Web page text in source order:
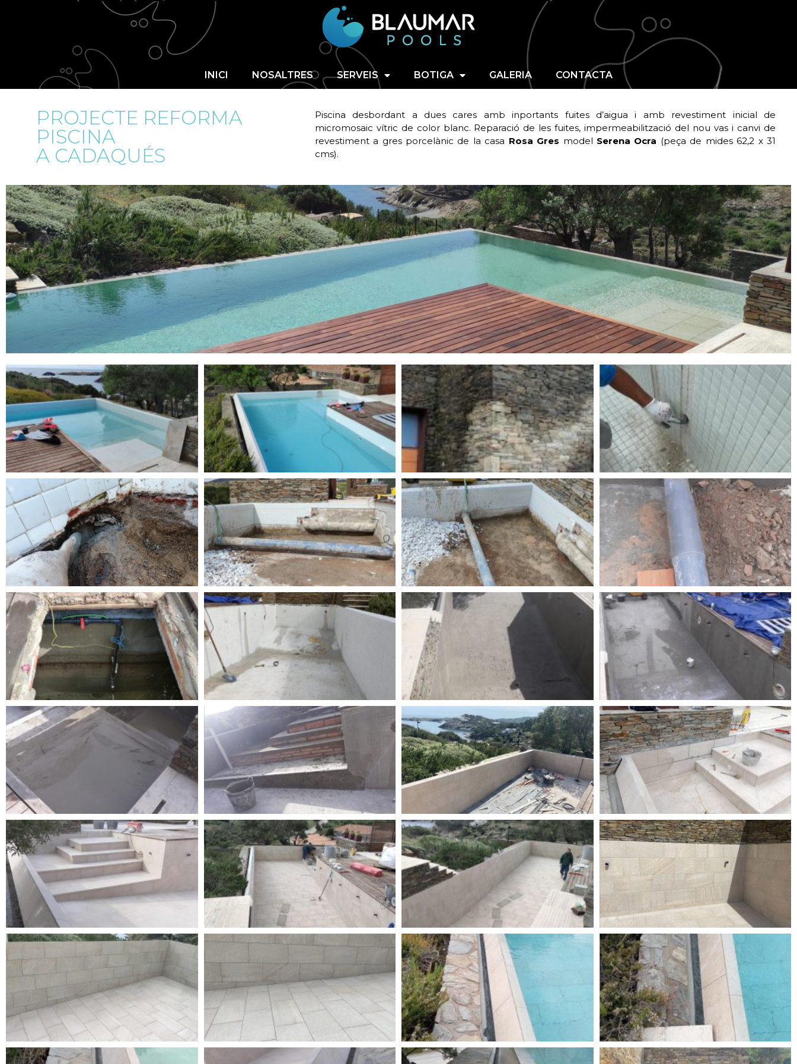
NOSALTRES SERVEIS BOTIGA GALERIA
INICI NOSALTRES SERVEIS BOTIGA GALERIA CONTACTA
PROJECTE REFORMA
PISCINA
A CADAQUÉS
Piscina desbordant a dues cares amb inportants fuites d’aigua i amb revestiment inicial de
micromosaic vítric de color blanc. Reparació de les fuites, impermeabilització del nou vas i canvi de
revestiment a gres porcelànic de la casa Rosa Gres model Serena Ocra (peça de mides 62,2 x 31
cms).